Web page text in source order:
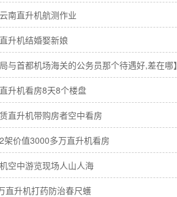
南直升机航测作业
升机结婚娶新娘
与首都机场海关的公务员那个待遇好,差在哪】
升机看房8天8个楼盘
直升机带购房者空中看房
架价值3000多万直升机看房
空中游览现场人山人海
直升机打药防治春尺蠖